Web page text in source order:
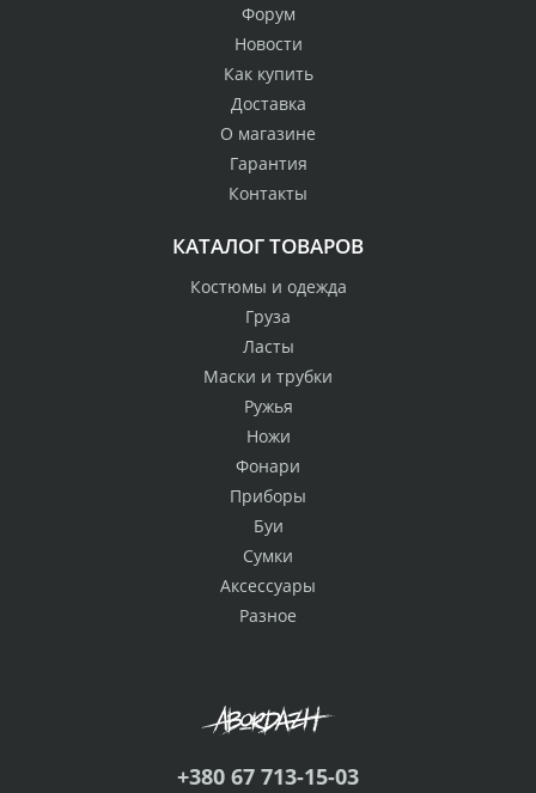
Форум
Новости
Как купить
Доставка
О магазине
Гарантия
Контакты
КАТАЛОГ ТОВАРОВ
Костюмы и одежда
Груза
Ласты
Маски и трубки
Ружья
Ножи
Фонари
Приборы
Буи
Сумки
Аксессуары
Разное
+380 67 713-15-03